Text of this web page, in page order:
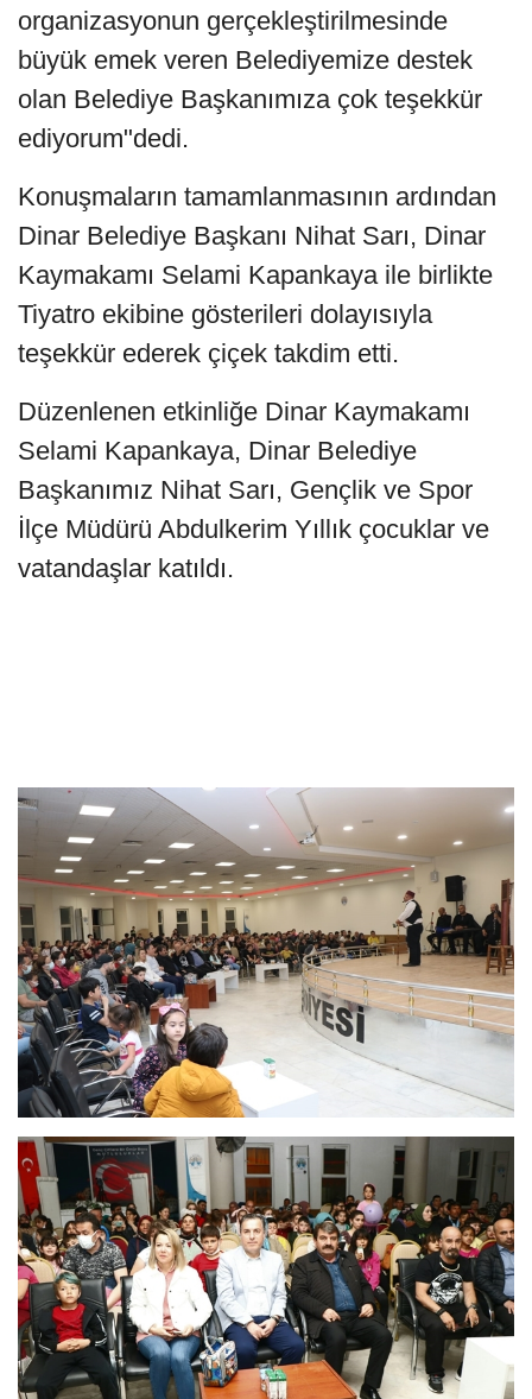
organizasyonun gerçekleştirilmesinde
büyük emek veren Belediyemize destek
olan Belediye Başkanımıza çok teşekkür
ediyorum"dedi.
Konuşmaların tamamlanmasının ardından
Dinar Belediye Başkanı Nihat Sarı, Dinar
Kaymakamı Selami Kapankaya ile birlikte
Tiyatro ekibine gösterileri dolayısıyla
teşekkür ederek çiçek takdim etti.
Düzenlenen etkinliğe Dinar Kaymakamı
Selami Kapankaya, Dinar Belediye
Başkanımız Nihat Sarı, Gençlik ve Spor
İlçe Müdürü Abdulkerim Yıllık çocuklar ve
vatandaşlar katıldı.